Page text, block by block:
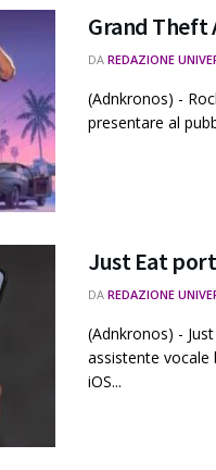
Grand Theft
DA REDAZIONE
(Adnkronos) -
presentare al
Just Eat
DA REDAZIONE
(Adnkronos) -
assistente vocale
iOS...